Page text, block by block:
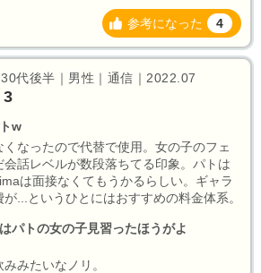
参考になった 4
代後半｜男性｜通信｜2022.07
3
w
なったので代替で使用。女の子のフェ
話レベルが数段落ちてる印象。パトは
は面接なくてもうかるらしい。ギャラ
...というひとにはおすすめの料金体系。
パトの女の子見習ったほうがよ
みたいなノリ。